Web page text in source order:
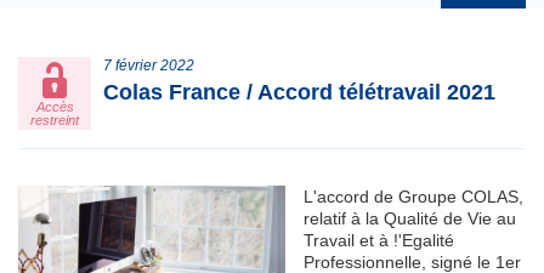
Accès
restreint
7 février 2022
Colas France / Accord télétravail 2021
L'accord de Groupe COLAS,
relatif à la Qualité de Vie au
Travail et à !'Egalité
Professionnelle, signé le 1er